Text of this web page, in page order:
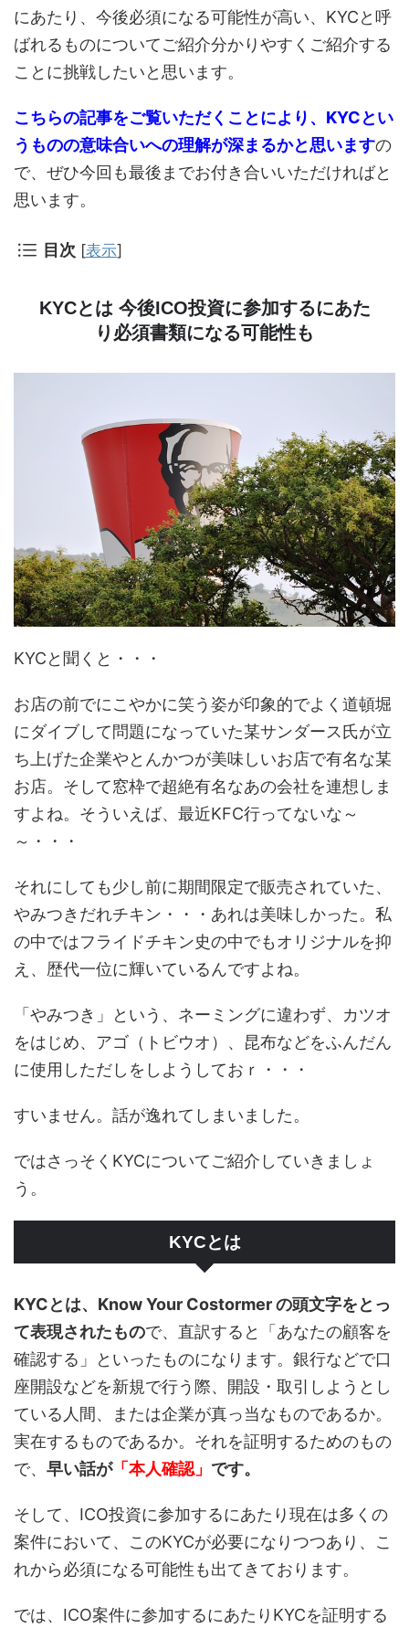
にあたり、今後必須になる可能性が高い、KYCと呼
ばれるものについてご紹介分かりやすくご紹介する
ことに挑戦したいと思います。
こちらの記事をご覧いただくことにより、KYCとい
うものの意味合いへの理解が深まるかと思いますの
で、ぜひ今回も最後までお付き合いいただければと
思います。
目次 [表示]
KYCとは 今後ICO投資に参加するにあた
り必須書類になる可能性も
KYCと聞くと・・・
お店の前でにこやかに笑う姿が印象的でよく道頓堀
にダイブして問題になっていた某サンダース氏が立
ち上げた企業やとんかつが美味しいお店で有名な某
お店。そして窓枠で超絶有名なあの会社を連想しま
すよね。そういえば、最近KFC行ってないな～
～・・・
それにしても少し前に期間限定で販売されていた、
やみつきだれチキン・・・あれは美味しかった。私
の中ではフライドチキン史の中でもオリジナルを抑
え、歴代一位に輝いているんですよね。
「やみつき」という、ネーミングに違わず、カツオ
をはじめ、アゴ（トビウオ）、昆布などをふんだん
に使用しただしをしようしておｒ・・・
すいません。話が逸れてしまいました。
ではさっそくKYCについてご紹介していきましょ
う。
KYCとは
KYCとは、Know Your Costormer の頭文字をとっ
て表現されたもので、直訳すると「あなたの顧客を
確認する」といったものになります。銀行などで口
座開設などを新規で行う際、開設・取引しようとし
ている人間、または企業が真っ当なものであるか。
実在するものであるか。それを証明するためのもの
で、 早い話が「本人確認」 です。
そして、ICO投資に参加するにあたり現在は多くの
案件において、このKYCが必要になりつつあり、こ
れから必須になる可能性も出てきております。
では、ICO案件に参加するにあたりKYCを証明する